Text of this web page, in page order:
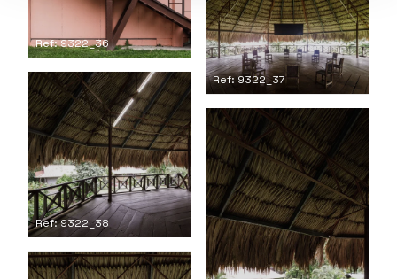
Ref: 9322_36
Ref: 9322_37
Ref: 9322_38